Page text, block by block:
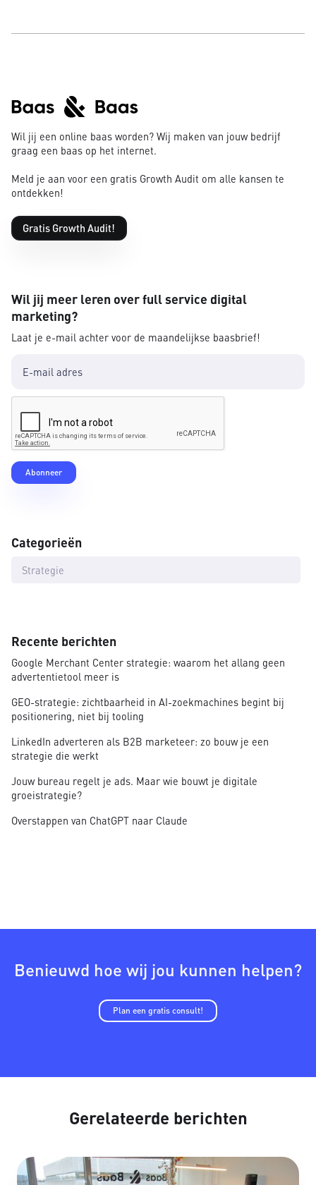
Wil jij een online baas worden? Wij maken van jouw bedrijf
graag een baas op het internet.
Meld je aan voor een gratis Growth Audit om alle kansen te
ontdekken!
Gratis Growth Audit!
Wil jij meer leren over full service digital
marketing?
Laat je e-mail achter voor de maandelijkse baasbrief!
Categorieën
Strategie
Recente berichten
Google Merchant Center strategie: waarom het allang geen
advertentietool meer is
GEO-strategie: zichtbaarheid in AI-zoekmachines begint bij
positionering, niet bij tooling
LinkedIn adverteren als B2B marketeer: zo bouw je een
strategie die werkt
Jouw bureau regelt je ads. Maar wie bouwt je digitale
groeistrategie?
Overstappen van ChatGPT naar Claude
Benieuwd hoe wij jou kunnen helpen?
Plan een gratis consult!
Gerelateerde berichten